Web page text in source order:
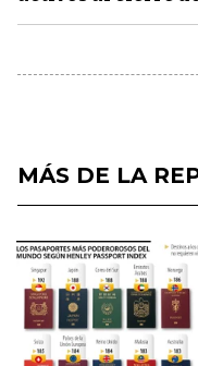
MÁS DE LA